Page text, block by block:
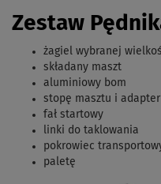
Zestaw
żagiel wybranej
składany maszt
aluminiowy bom
stopę masztu i adapter
fał startowy
linki do taklowania
pokrowiec
paletę